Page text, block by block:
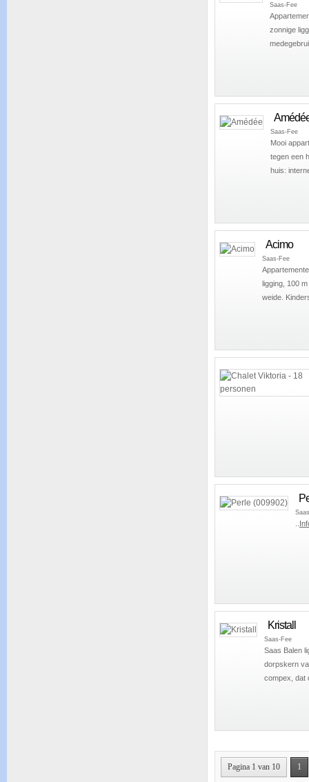
Saas-Fee
zonnige
Saas-Fee
Mooi
tegen een
huis:
Acimo
Saas-Fee
ligging, 100
weide.
Kristall
Saas-Fee
Saas Balen
dorpskern
compex, dat
Pagina 1 van 10 1